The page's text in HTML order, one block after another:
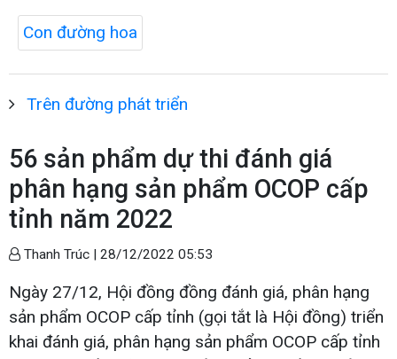
Con đường hoa
Trên đường phát triển
56 sản phẩm dự thi đánh giá
phân hạng sản phẩm OCOP cấp
tỉnh năm 2022
Thanh Trúc | 28/12/2022 05:53
Ngày 27/12, Hội đồng đồng đánh giá, phân hạng
sản phẩm OCOP cấp tỉnh (gọi tắt là Hội đồng) triển
khai đánh giá, phân hạng sản phẩm OCOP cấp tỉnh